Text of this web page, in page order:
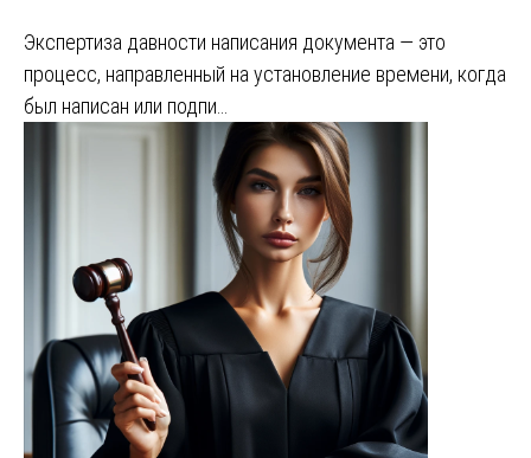
Экспертиза давности написания документа — это
процесс, направленный на установление времени, когда
был написан или подпи…